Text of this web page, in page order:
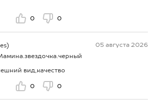
0 0
05 августа 2026
вид,качество
0 0